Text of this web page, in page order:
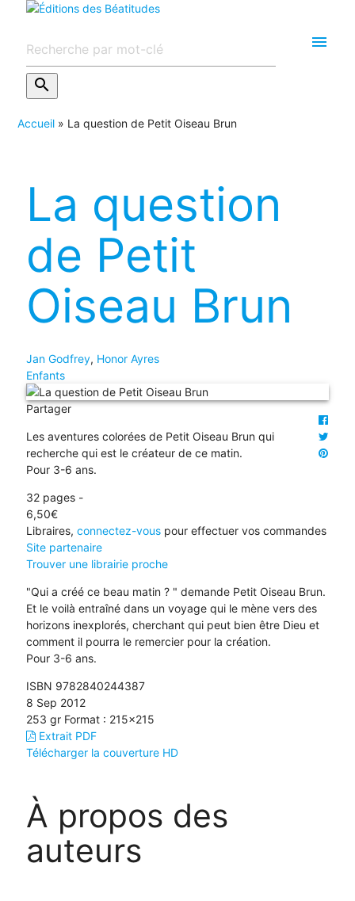
search
menu
Accueil » La question de Petit Oiseau Brun
La question
de Petit
Oiseau Brun
Jan Godfrey, Honor Ayres
Enfants
Partager
Les aventures colorées de Petit Oiseau Brun qui
recherche qui est le créateur de ce matin.
Pour 3-6 ans.
32 pages -
6,50€
Libraires, connectez-vouspour effectuer vos commandes
Site partenaire
Trouver une librairie proche
"Qui a créé ce beau matin ? " demande Petit Oiseau Brun.
Et le voilà entraîné dans un voyage qui le mène vers des
horizons inexplorés, cherchant qui peut bien être Dieu et
comment il pourra le remercier pour la création.
Pour 3-6 ans.
ISBN 9782840244387
8 Sep 2012
253 gr Format : 215x215
Extrait PDF
Télécharger la couverture HD
À propos des
auteurs